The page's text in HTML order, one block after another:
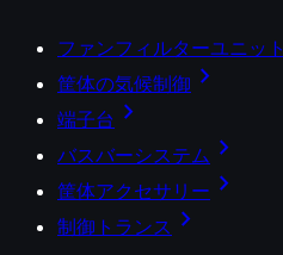
ファンフィルターユニット
筐体の気候制御 chevron_right
端子台 chevron_right
バスバーシステム chevron_right
筐体アクセサリー chevron_right
制御トランス chevron_right